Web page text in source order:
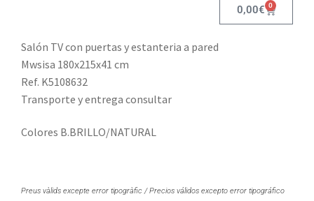
0,00€ 0
Salón TV con puertas y estanteria a pared
Mwsisa 180x215x41 cm
Ref. K5108632
Transporte y entrega consultar
Colores B.BRILLO/NATURAL
Preus vàlids excepte error tipogràfic / Precios válidos excepto error tipográfico